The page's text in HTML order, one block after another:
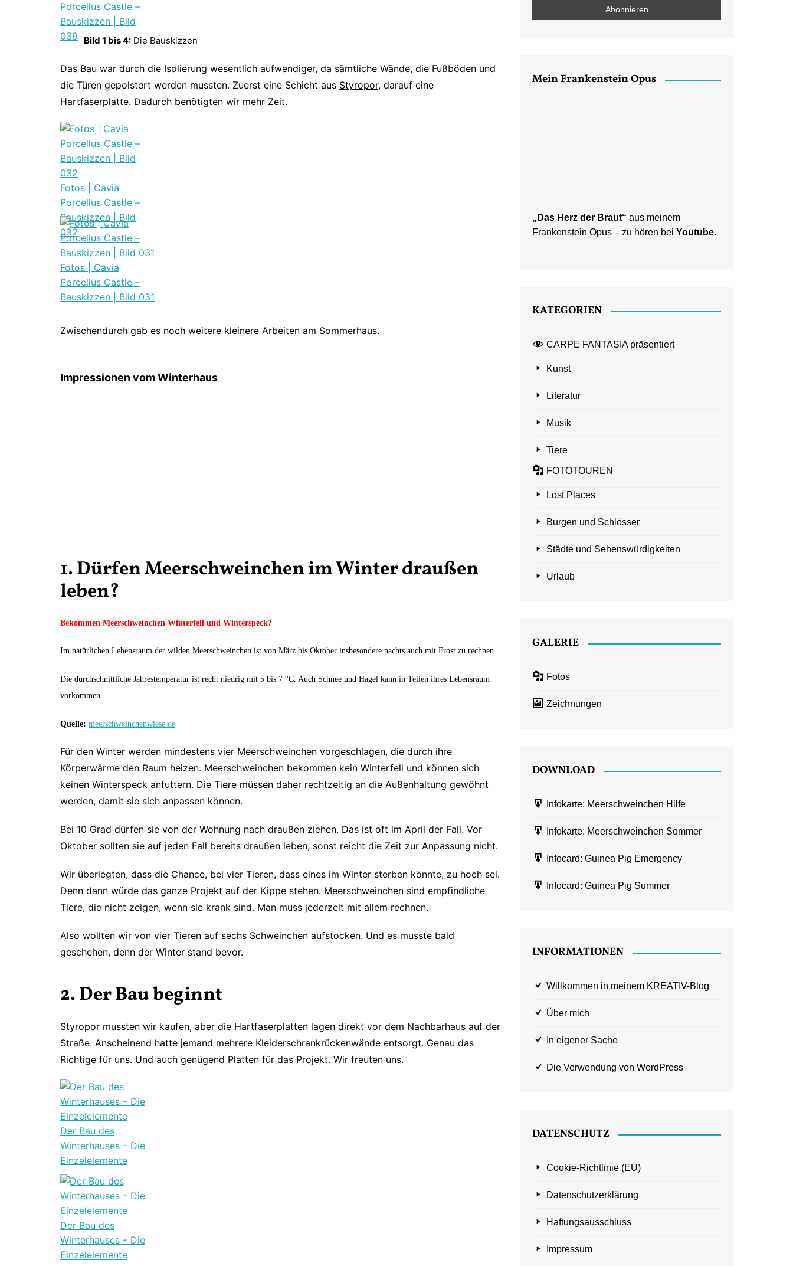
Porcellus Castle –
Bauskizzen | Bild
039
Bild 1 bis 4: Die Bauskizzen
Das Bau war durch die Isolierung wesentlich aufwendiger, da sämtliche Wände, die Fußböden und
die Türen gepolstert werden mussten. Zuerst eine Schicht aus Styropor, darauf eine
Hartfaserplatte. Dadurch benötigten wir mehr Zeit.
Fotos | Cavia
Porcellus Castle –
Bauskizzen | Bild
032
Fotos | Cavia
Porcellus Castle –
Bauskizzen | Bild 031
Zwischendurch gab es noch weitere kleinere Arbeiten am Sommerhaus.
Impressionen vom Winterhaus
1. Dürfen Meerschweinchen im Winter draußen
leben?
Bekommen Meerschweinchen Winterfell und Winterspeck?
Im natürlichen Lebensraum der wilden Meerschweinchen ist von März bis Oktober insbesondere nachts auch mit Frost zu rechnen.
Die durchschnittliche Jahrestemperatur ist recht niedrig mit 5 bis 7 °C. Auch Schnee und Hagel kann in Teilen ihres Lebensraum
vorkommen. …
Quelle: meerschweinchenwiese.de
Für den Winter werden mindestens vier Meerschweinchen vorgeschlagen, die durch ihre
Körperwärme den Raum heizen. Meerschweinchen bekommen kein Winterfell und können sich
keinen Winterspeck anfuttern. Die Tiere müssen daher rechtzeitig an die Außenhaltung gewöhnt
werden, damit sie sich anpassen können.
Bei 10 Grad dürfen sie von der Wohnung nach draußen ziehen. Das ist oft im April der Fall. Vor
Oktober sollten sie auf jeden Fall bereits draußen leben, sonst reicht die Zeit zur Anpassung nicht.
Wir überlegten, dass die Chance, bei vier Tieren, dass eines im Winter sterben könnte, zu hoch sei.
Denn dann würde das ganze Projekt auf der Kippe stehen. Meerschweinchen sind empfindliche
Tiere, die nicht zeigen, wenn sie krank sind. Man muss jederzeit mit allem rechnen.
Also wollten wir von vier Tieren auf sechs Schweinchen aufstocken. Und es musste bald
geschehen, denn der Winter stand bevor.
2. Der Bau beginnt
Styropor mussten wir kaufen, aber die Hartfaserplatten lagen direkt vor dem Nachbarhaus auf der
Straße. Anscheinend hatte jemand mehrere Kleiderschrankrückenwände entsorgt. Genau das
Richtige für uns. Und auch genügend Platten für das Projekt. Wir freuten uns.
Der Bau des
Winterhauses – Die
Einzelelemente
Der Bau des
Winterhauses – Die
Einzelelemente
Mein Frankenstein Opus
„Das Herz der Braut“ aus meinem
Frankenstein Opus – zu hören bei Youtube.
KATEGORIEN
CARPE FANTASIA präsentiert
Kunst
Literatur
Musik
Tiere
FOTOTOUREN
Lost Places
Burgen und Schlösser
Städte und Sehenswürdigkeiten
Urlaub
GALERIE
Fotos
Zeichnungen
DOWNLOAD
Infokarte: Meerschweinchen Hilfe
Infokarte: Meerschweinchen Sommer
Infocard: Guinea Pig Emergency
Infocard: Guinea Pig Summer
INFORMATIONEN
Willkommen in meinem KREATIV-Blog
Über mich
In eigener Sache
Die Verwendung von WordPress
DATENSCHUTZ
Cookie-Richtlinie (EU)
Datenschutzerklärung
Haftungsausschluss
Impressum